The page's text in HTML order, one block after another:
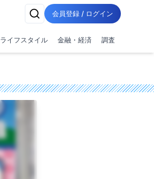
会員登録 / ログイン
ライフスタイル 金融・経済 調査